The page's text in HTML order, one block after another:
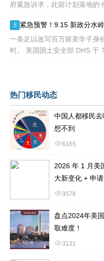
府紧急诉求，此前计划落地的
5
一条足以改写百万留美学子身
时。 美国国土安全部 DHS 于 7 月 16 日正式签发最终新规，7 月
热门移民动态
中国人都移民
想不到
6165
2026 年 1 月美
大新变化 + 申
3576
盘点2024年美
取难度！
3121